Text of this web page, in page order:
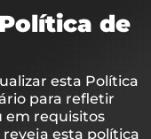
de
esta Política
para refletir
em requisitos
esta política